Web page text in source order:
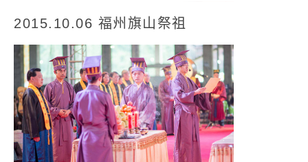
2015.10.06 福州旗山祭祖